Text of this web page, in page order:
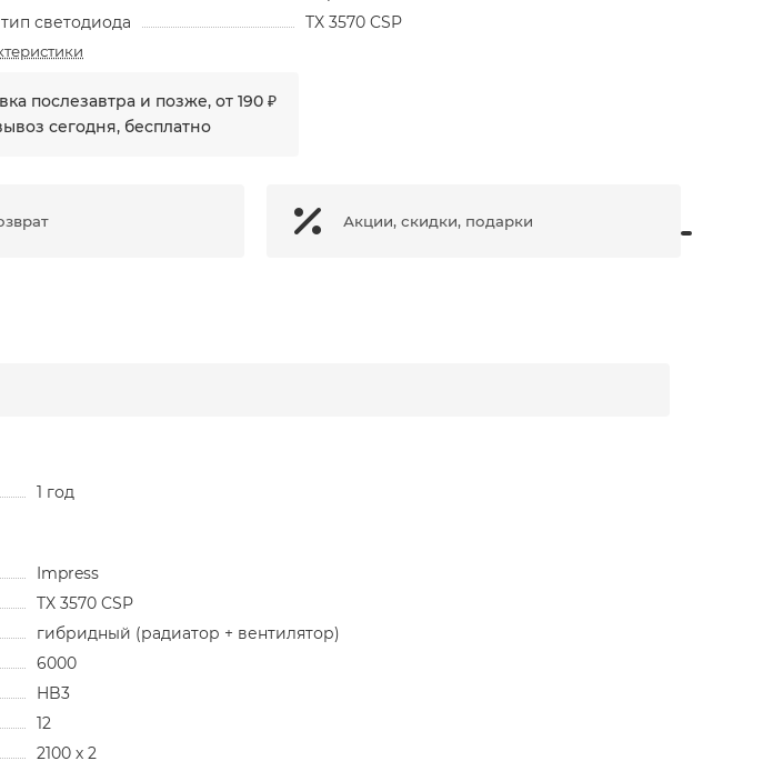
светодиода
TX 3570 CSP
послезавтра и позже, от 190 ₽
сегодня, бесплатно
Акции, скидки, подарки
1 год
Impress
TX 3570 CSP
гибридный (радиатор + вентилятор)
6000
HB3
12
2100 х 2